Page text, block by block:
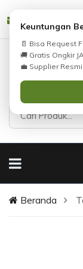
Keuntungan
📄 Bisa Request
🚚 Gratis Ongkir
💼 Supplier
Beranda
i